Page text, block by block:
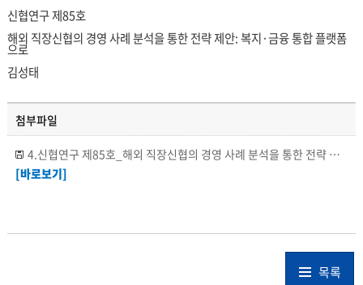
신협연구 제85호
해외 직장신협의 경영 사례 분석을 통한 전략 제안: 복지·금융 통합 플랫폼
으로
김성태
첨부파일
4.신협연구 제85호_해외 직장신협의 경영 사례 분석을 통한 전략 제안 -복지·금융 통합 플랫폼으로(김성태).pdf
[바로보기]
목록